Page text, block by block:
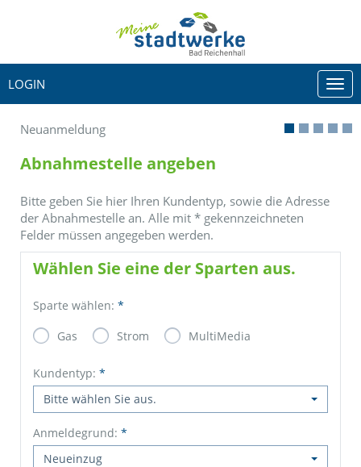
LOGIN
Neuanmeldung
Abnahmestelle angeben
Bitte geben Sie hier Ihren Kundentyp, sowie die Adresse
der Abnahmestelle an. Alle mit * gekennzeichneten
Felder müssen angegeben werden.
Wählen Sie eine der Sparten aus.
Sparte wählen: *
Gas
Strom MultiMedia
Kundentyp: *
Bitte wählen Sie aus.
Anmeldegrund: *
Neueinzug